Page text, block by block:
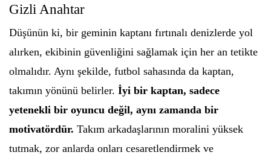
Gizli Anahtar
Düşünün ki, bir geminin kaptanı fırtınalı denizlerde yol
alırken, ekibinin güvenliğini sağlamak için her an tetikte
olmalıdır. Aynı şekilde, futbol sahasında da kaptan,
takımın yönünü belirler. İyi bir kaptan, sadece
yetenekli bir oyuncu değil, aynı zamanda bir
motivatördür. Takım arkadaşlarının moralini yüksek
tutmak, zor anlarda onları cesaretlendirmek ve